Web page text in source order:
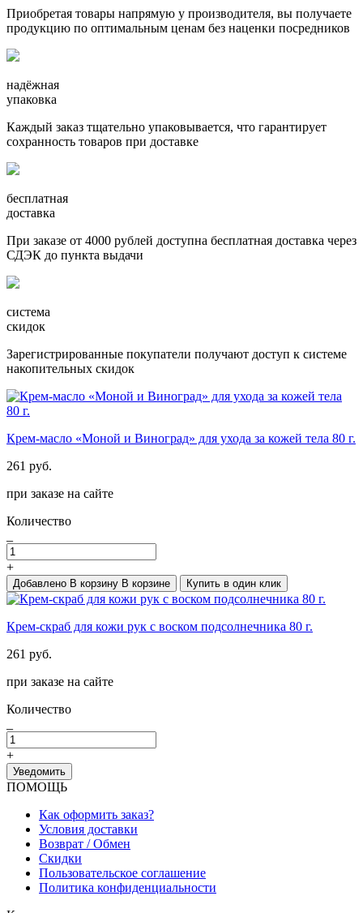
Приобретая товары напрямую у производителя, вы получаете
продукцию по оптимальным ценам без наценки посредников
надёжная
упаковка
Каждый заказ тщательно упаковывается, что гарантирует
сохранность товаров при доставке
бесплатная
доставка
При заказе от 4000 рублей доступна бесплатная доставка через
СДЭК до пункта выдачи
система
скидок
Зарегистрированные покупатели получают доступ к системе
накопительных скидок
Крем-масло «Моной и Виноград» для ухода за кожей тела 80 г.
261 руб.
при заказе на сайте
Количество
+
Добавлено В корзину В корзине Купить в один клик
Крем-скраб для кожи рук с воском подсолнечника 80 г.
261 руб.
при заказе на сайте
Количество
+
Уведомить
ПОМОЩЬ
Как оформить заказ?
Условия доставки
Возврат / Обмен
Скидки
Пользовательское соглашение
Политика конфиденциальности